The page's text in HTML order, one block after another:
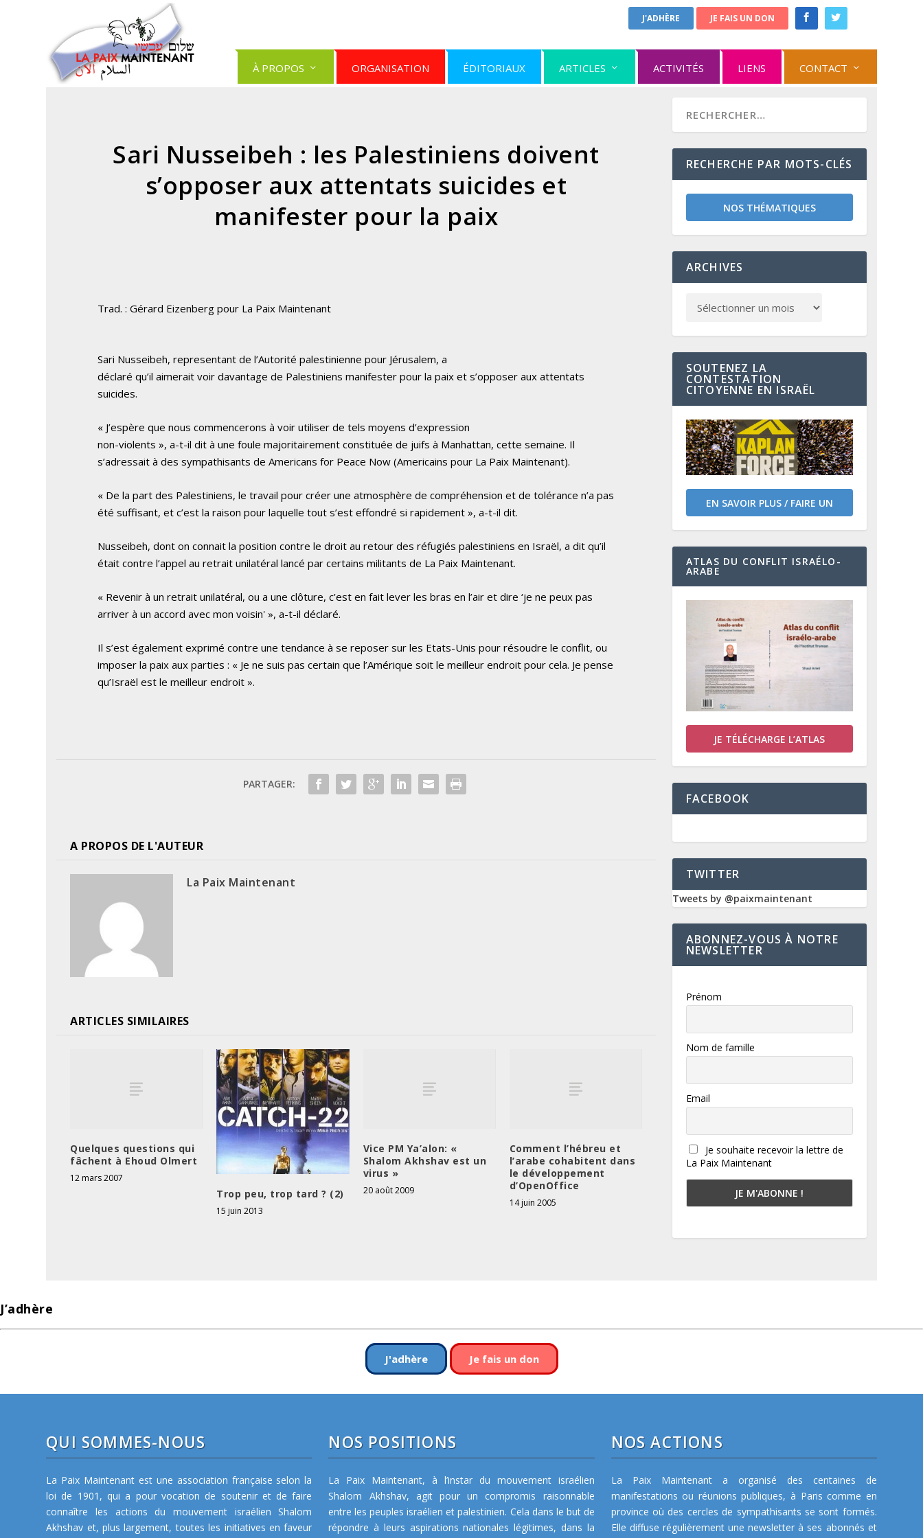
J'ADHÈRE JE FAIS UN DON
À PROPOS ORGANISATION ÉDITORIAUX ARTICLES ACTIVITÉS LIENS CONTACT
Sari Nusseibeh : les Palestiniens doivent
s’opposer aux attentats suicides et
manifester pour la paix
Trad. : Gérard Eizenberg pour La Paix Maintenant
Sari Nusseibeh, representant de l’Autorité palestinienne pour Jérusalem, a
déclaré qu’il aimerait voir davantage de Palestiniens manifester pour la paix et s’opposer aux attentats
suicides.
« J’espère que nous commencerons à voir utiliser de tels moyens d’expression
non-violents », a-t-il dit à une foule majoritairement constituée de juifs à Manhattan, cette semaine. Il
s’adressait à des sympathisants de Americans for Peace Now (Americains pour La Paix Maintenant).
« De la part des Palestiniens, le travail pour créer une atmosphère de compréhension et de tolérance n’a pas
été suffisant, et c’est la raison pour laquelle tout s’est effondré si rapidement », a-t-il dit.
Nusseibeh, dont on connait la position contre le droit au retour des réfugiés palestiniens en Israël, a dit qu’il
était contre l’appel au retrait unilatéral lancé par certains militants de La Paix Maintenant.
« Revenir à un retrait unilatéral, ou a une clôture, c’est en fait lever les bras en l’air et dire ‘je ne peux pas
arriver à un accord avec mon voisin' », a-t-il déclaré.
Il s’est également exprimé contre une tendance à se reposer sur les Etats-Unis pour résoudre le conflit, ou
imposer la paix aux parties : « Je ne suis pas certain que l’Amérique soit le meilleur endroit pour cela. Je pense
qu’Israël est le meilleur endroit ».
PARTAGER:
A PROPOS DE L'AUTEUR
La Paix Maintenant
ARTICLES SIMILAIRES
Quelques questions qui
fâchent à Ehoud Olmert
12 mars 2007
Trop peu, trop tard ? (2)
15 juin 2013
Vice PM Ya’alon: «
Shalom Akhshav est un
virus »
20 août 2009
Comment l’hébreu et
l’arabe cohabitent dans
le développement
d’OpenOffice
14 juin 2005
RECHERCHE PAR MOTS-CLÉS
NOS THÉMATIQUES
ARCHIVES
SOUTENEZ LA
CONTESTATION
CITOYENNE EN ISRAËL
EN SAVOIR PLUS / FAIRE UN
DON
ATLAS DU CONFLIT ISRAÉLO-
ARABE
JE TÉLÉCHARGE L’ATLAS
FACEBOOK
TWITTER
Tweets by @paixmaintenant
ABONNEZ-VOUS À NOTRE
NEWSLETTER
Prénom
Nom de famille
Email
Je souhaite recevoir la lettre de
La Paix Maintenant
J’adhère
J'adhère Je fais un don
QUI SOMMES-NOUS
La Paix Maintenant est une association française selon la
loi de 1901, qui a pour vocation de soutenir et de faire
connaître les actions du mouvement israélien Shalom
Akhshav et, plus largement, toutes les initiatives en faveur
NOS POSITIONS
La Paix Maintenant, à l’instar du mouvement israélien
Shalom Akhshav, agit pour un compromis raisonnable
entre les peuples israélien et palestinien. Cela dans le but de
répondre à leurs aspirations nationales légitimes, dans la
NOS ACTIONS
La Paix Maintenant a organisé des centaines de
manifestations ou réunions publiques, à Paris comme en
province où des cercles de sympathisants se sont formés.
Elle diffuse régulièrement une newsletter à ses abonnés et